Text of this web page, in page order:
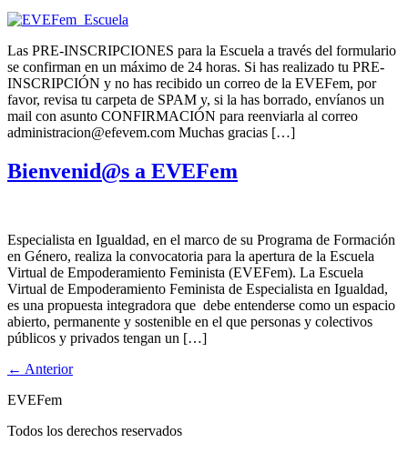
Las PRE-INSCRIPCIONES para la Escuela a través del formulario
se confirman en un máximo de 24 horas. Si has realizado tu PRE-
INSCRIPCIÓN y no has recibido un correo de la EVEFem, por
favor, revisa tu carpeta de SPAM y, si la has borrado, envíanos un
mail con asunto CONFIRMACIÓN para reenviarla al correo
administracion@efevem.com Muchas gracias […]
Bienvenid@s a EVEFem
Especialista en Igualdad, en el marco de su Programa de Formación
en Género, realiza la convocatoria para la apertura de la Escuela
Virtual de Empoderamiento Feminista (EVEFem). La Escuela
Virtual de Empoderamiento Feminista de Especialista en Igualdad,
es una propuesta integradora que debe entenderse como un espacio
abierto, permanente y sostenible en el que personas y colectivos
públicos y privados tengan un […]
← Anterior
EVEFem
Todos los derechos reservados